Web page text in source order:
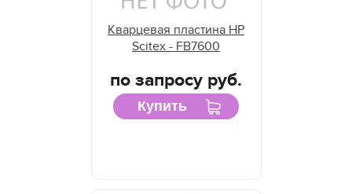
Кварцевая пластина HP
Scitex - FB7600
по запросу руб.
Купить